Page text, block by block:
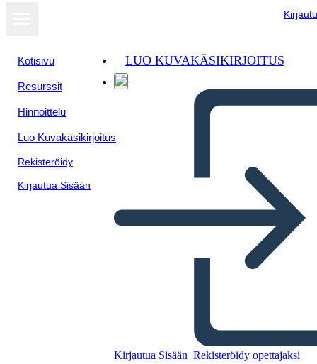
Kotisivu
Resurssit
Hinnoittelu
Luo Kuvakäsikirjoitus
Rekisteröidy
Kirjautua Sisään
LUO KUVAKÄSIKIRJOITUS
Kirjautua Sisään Rekisteröidy opettajaksi
רייגן נשיאות ציר זמן